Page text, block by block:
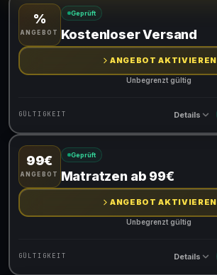
Gültig für teilnehmende Produkte
%
ANGEBOT
Geprüft
Kostenloser Versand
ANGEBOT AKTIVIEREN
Unbegrenzt gültig
GÜLTIGKEIT Details
Gültig für teilnehmende Produkte
99€
ANGEBOT
Geprüft
Matratzen ab 99€
ANGEBOT AKTIVIEREN
Unbegrenzt gültig
GÜLTIGKEIT Details